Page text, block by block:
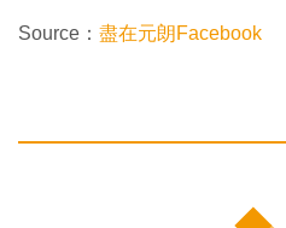
Source： 盡在元朗Facebook